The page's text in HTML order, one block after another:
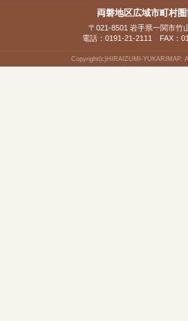
両磐地区広域市町村
〒021-8501 岩手県一関市竹
電話：0191-21-2111 FAX：
Copyright(c)HIRAIZUMI-YUKARIMAP.